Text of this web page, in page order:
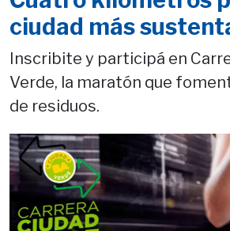
ciudad más
Inscribite y participá en
Verde, la maratón que
de residuos.